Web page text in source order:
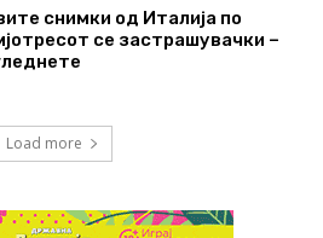
снимки од Италија по
се застрашувачки –
Load more